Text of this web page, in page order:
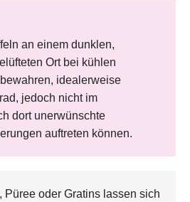
an einem dunklen,
Ort bei kühlen
idealerweise
jedoch nicht im
dort unerwünschte
auftreten können.
Püree oder Gratins lassen sich